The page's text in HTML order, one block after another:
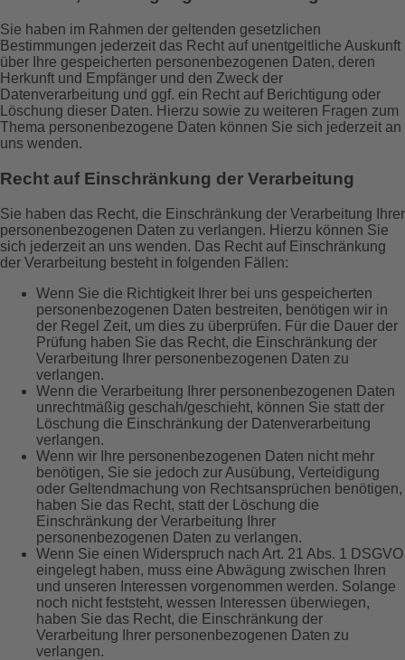
Sie haben im Rahmen der geltenden gesetzlichen
Bestimmungen jederzeit das Recht auf unentgeltliche Auskunft
über Ihre gespeicherten personenbezogenen Daten, deren
Herkunft und Empfänger und den Zweck der
Datenverarbeitung und ggf. ein Recht auf Berichtigung oder
Löschung dieser Daten. Hierzu sowie zu weiteren Fragen zum
Thema personenbezogene Daten können Sie sich jederzeit an
uns wenden.
Recht auf Einschränkung der Verarbeitung
Sie haben das Recht, die Einschränkung der Verarbeitung Ihrer
personenbezogenen Daten zu verlangen. Hierzu können Sie
sich jederzeit an uns wenden. Das Recht auf Einschränkung
der Verarbeitung besteht in folgenden Fällen:
Wenn Sie die Richtigkeit Ihrer bei uns gespeicherten
personenbezogenen Daten bestreiten, benötigen wir in
der Regel Zeit, um dies zu überprüfen. Für die Dauer der
Prüfung haben Sie das Recht, die Einschränkung der
Verarbeitung Ihrer personenbezogenen Daten zu
verlangen.
Wenn die Verarbeitung Ihrer personenbezogenen Daten
unrechtmäßig geschah/geschieht, können Sie statt der
Löschung die Einschränkung der Datenverarbeitung
verlangen.
Wenn wir Ihre personenbezogenen Daten nicht mehr
benötigen, Sie sie jedoch zur Ausübung, Verteidigung
oder Geltendmachung von Rechtsansprüchen benötigen,
haben Sie das Recht, statt der Löschung die
Einschränkung der Verarbeitung Ihrer
personenbezogenen Daten zu verlangen.
Wenn Sie einen Widerspruch nach Art. 21 Abs. 1 DSGVO
eingelegt haben, muss eine Abwägung zwischen Ihren
und unseren Interessen vorgenommen werden. Solange
noch nicht feststeht, wessen Interessen überwiegen,
haben Sie das Recht, die Einschränkung der
Verarbeitung Ihrer personenbezogenen Daten zu
verlangen.